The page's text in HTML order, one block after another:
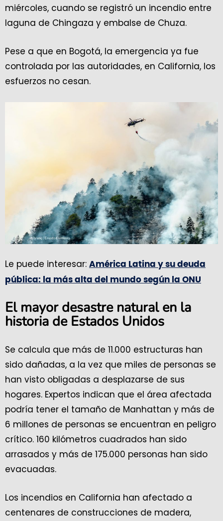
miércoles, cuando se registró un incendio entre
laguna de Chingaza y embalse de Chuza.
Pese a que en Bogotá, la emergencia ya fue
controlada por las autoridades, en California, los
esfuerzos no cesan.
Le puede interesar: América Latina y su deuda
pública: la más alta del mundo según la ONU
El mayor desastre natural en la
historia de Estados Unidos
Se calcula que más de 11.000 estructuras han
sido dañadas, a la vez que miles de personas se
han visto obligadas a desplazarse de sus
hogares. Expertos indican que el área afectada
podría tener el tamaño de Manhattan y más de
6 millones de personas se encuentran en peligro
crítico. 160 kilómetros cuadrados han sido
arrasados y más de 175.000 personas han sido
evacuadas.
Los incendios en California han afectado a
centenares de construcciones de madera,